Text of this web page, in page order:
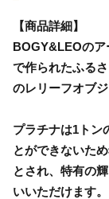
【商品詳細】
BOGY&LEOのア
で作られたふる
のレリーフオブジ
プラチナは1トン
とができないた
とされ、特有の
いいただけます。